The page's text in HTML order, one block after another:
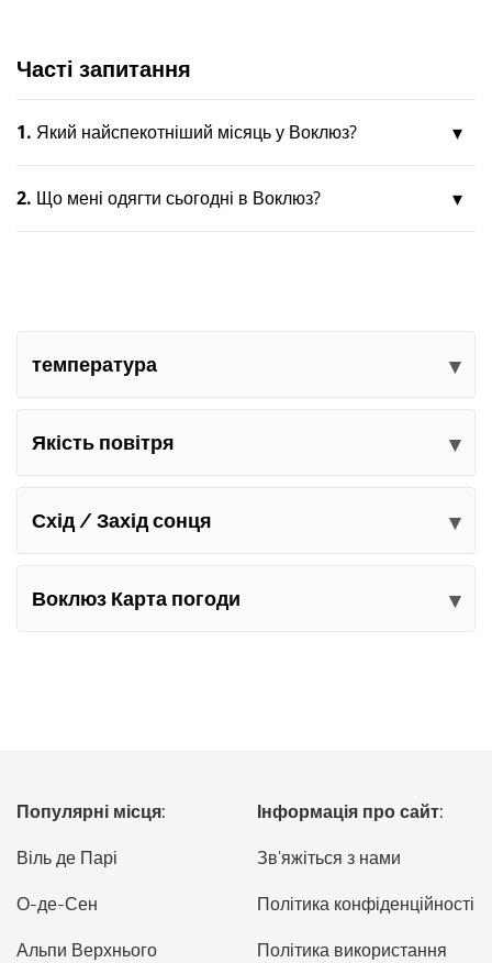
Часті запитання
1. Який найспекотніший місяць у Воклюз?
2. Що мені одягти сьогодні в Воклюз?
температура
Якість повітря
Схід / Захід сонця
Воклюз Карта погоди
Популярні місця:
Віль де Парі
О-де-Сен
Альпи Верхнього
Інформація про сайт:
Зв'яжіться з нами
Політика конфіденційності
Політика використання